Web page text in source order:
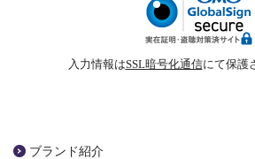
入力情報はSSL暗号化通信にて保護
ブランド紹介